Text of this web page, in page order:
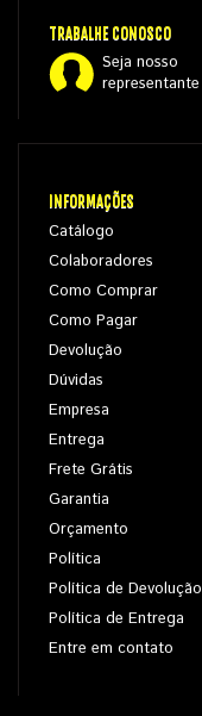
TRABALHE CONOSCO
Seja nosso
representante
INFORMAÇÕES
Catálogo
Colaboradores
Como Comprar
Como Pagar
Devolução
Dúvidas
Empresa
Entrega
Frete Grátis
Garantia
Orçamento
Política
Política de Devolução
Política de Entrega
Entre em contato